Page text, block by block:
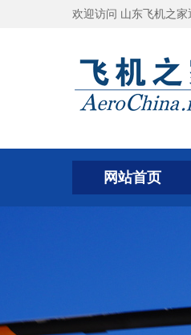
欢迎访问 山东飞机之
网站首页